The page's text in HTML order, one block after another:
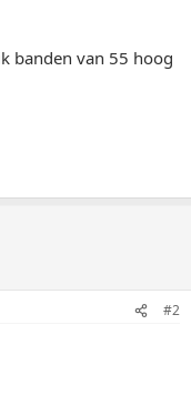
banden van 55 hoog
#2